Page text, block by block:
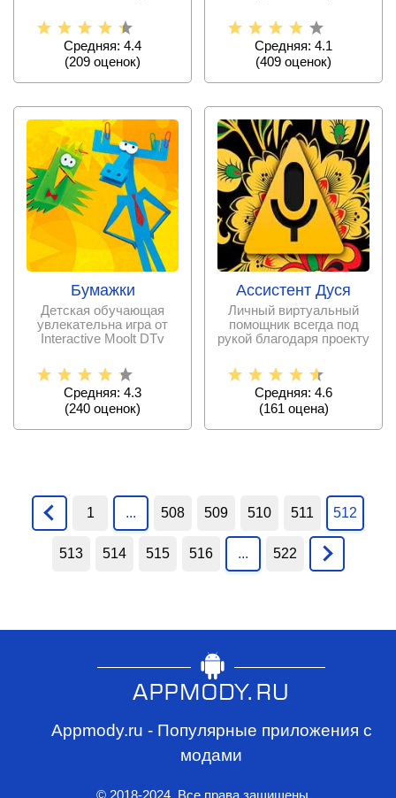
Средняя: 4.4
(209 оценок)
от
Средняя: 4.1
(409 оценок)
Бумажки
Детская обучающая
увлекательна игра от
Interactive Moolt DTv
Средняя: 4.3
(240 оценок)
Ассистент Дуся
Личный виртуальный
помощник всегда под
рукой благодаря проекту
Средняя: 4.6
(161 оценa)
1 ... 508 509 510 511 512
513 514 515 516 ... 522
Appmody.ru - Популярные приложения с
модами
© 2018-2024. Все права защищены